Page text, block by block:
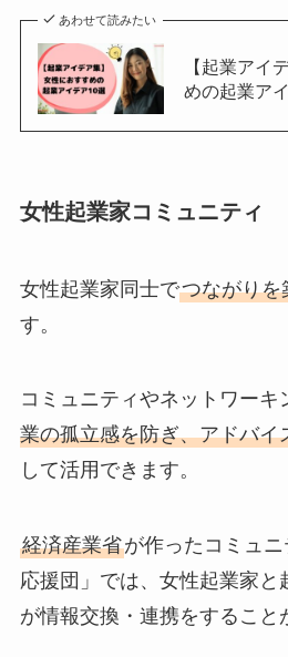
あわせて読みたい
【起業アイ
めの起業ア
女性起業家コミュニティ
女性起業家同士でつながりを
す。
コミュニティやネットワーキ
業の孤立感を防ぎ、アドバイ
して活用できます。
経済産業省が作ったコミュ
応援団」では、女性起業家と
が情報交換・連携をすること